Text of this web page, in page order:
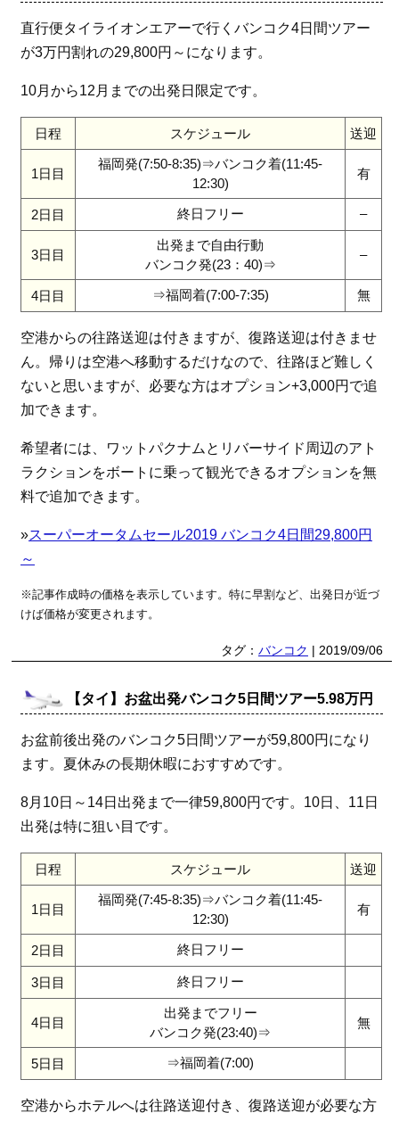
直行便タイライオンエアーで行くバンコク4日間ツアー
が3万円割れの29,800円～になります。
10月から12月までの出発日限定です。
日程 スケジュール 送迎
1日目
福岡発(7:50-8:35)⇒バンコク着(11:45-
12:30)
有
2日目 終日フリー –
3日目
出発まで自由行動
バンコク発(23：40)⇒
–
4日目 ⇒福岡着(7:00-7:35) 無
空港からの往路送迎は付きますが、復路送迎は付きませ
ん。帰りは空港へ移動するだけなので、往路ほど難しく
ないと思いますが、必要な方はオプション+3,000円で追
加できます。
希望者には、ワットパクナムとリバーサイド周辺のアト
ラクションをボートに乗って観光できるオプションを無
料で追加できます。
»スーパーオータムセール2019 バンコク4日間29,800円
～
※記事作成時の価格を表示しています。特に早割など、出発日が近づ
けば価格が変更されます。
タグ： バンコク | 2019/09/06
【タイ】お盆出発バンコク5日間ツアー5.98万円
お盆前後出発のバンコク5日間ツアーが59,800円になり
ます。夏休みの長期休暇におすすめです。
8月10日～14日出発まで一律59,800円です。10日、11日
出発は特に狙い目です。
日程 スケジュール 送迎
1日目
福岡発(7:45-8:35)⇒バンコク着(11:45-
12:30)
有
2日目 終日フリー
3日目 終日フリー
4日目
出発までフリー
バンコク発(23:40)⇒
無
5日目 ⇒福岡着(7:00)
空港からホテルへは往路送迎付き、復路送迎が必要な方